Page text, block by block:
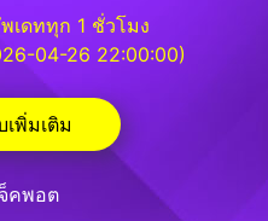
เดททุก 1 ชั่วโมง
04-26 22:00:00)
พิ่มเติม
คพอต